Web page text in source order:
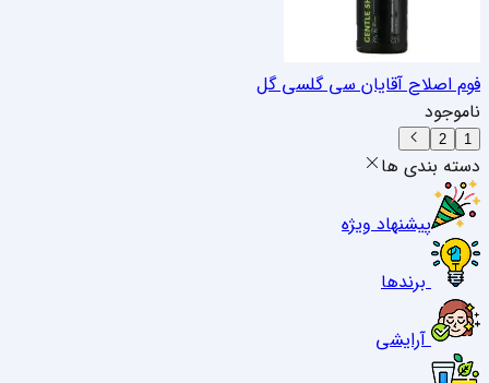
فوم اصلاح آقایان سی گلسی گل
ناموجود
1
2
دسته بندی ها
پیشنهاد ویژه
برندها
آرایشی